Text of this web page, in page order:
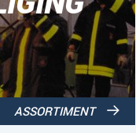
ASSORTIMENT